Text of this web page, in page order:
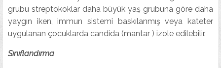
grubu streptokoklar daha büyük yaş grubuna göre daha
yaygın iken, immun sistemi baskılanmış veya kateter
uygulanan çocuklarda candida (mantar ) izole edilebilir.
Sınıflandırma